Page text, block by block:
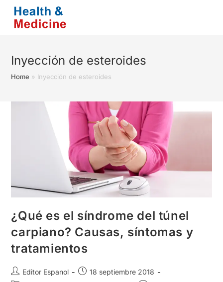
Saltar
contenido
Inyección de esteroides
Home » Inyección de esteroides
¿Qué es el síndrome del túnel
carpiano? Causas, síntomas y
tratamientos
AutorEditor Espanol
Publicación
18 septiembre 2018